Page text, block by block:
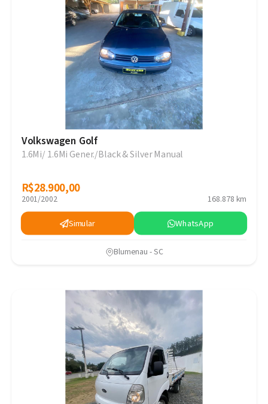
Volkswagen Golf
1.6Mi/ 1.6Mi Gener./Black & Silver Manual
R$28.900,00
R$28.900,00
2001/2002 168.878 km
Simular WhatsApp
Blumenau - SC